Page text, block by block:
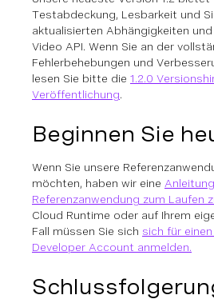
Testabdeckung, Lesbarkeit und
aktualisierten Abhängigkeiten
Video API. Wenn Sie an der
Fehlerbehebungen und
lesen Sie bitte die 1.2.0
Veröffentlichung.
Beginnen Sie
Wenn Sie unsere
möchten, haben wir eine
Referenzanwendung zum Laufen
Cloud Runtime oder auf Ihrem
Fall müssen Sie sich sich für
Developer Account anmelden.